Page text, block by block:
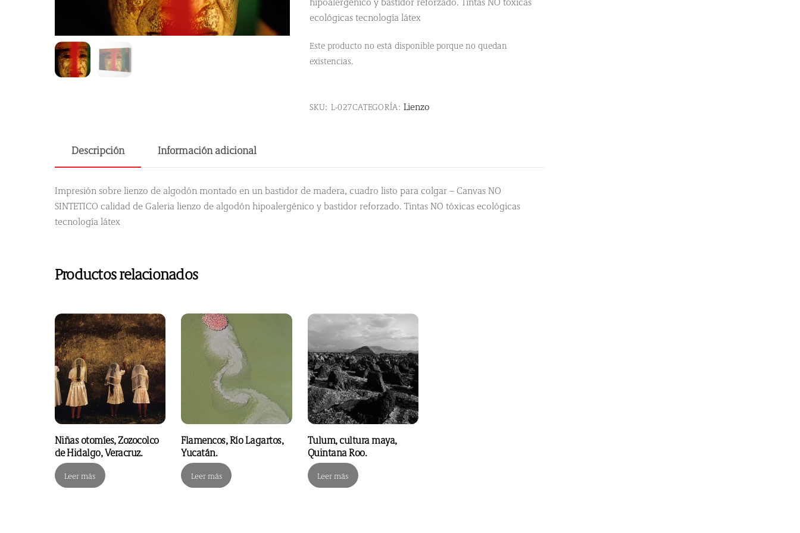
ecológicas tecnología látex
Este producto no está disponible porque no quedan
existencias.
SKU: L-027CATEGORÍA:Lienzo
Descripción Información adicional
Impresión sobre lienzo de algodón montado en un bastidor de madera, cuadro listo para colgar – Canvas NO
SINTETICO calidad de Galeria lienzo de algodón hipoalergénico y bastidor reforzado. Tintas NO tóxicas ecológicas
tecnología látex
Productos relacionados
Niñas otomíes, Zozocolco
de Hidalgo, Veracruz.
Leer más
Flamencos, Río Lagartos,
Yucatán.
Leer más
Tulum, cultura maya,
Quintana Roo.
Leer más